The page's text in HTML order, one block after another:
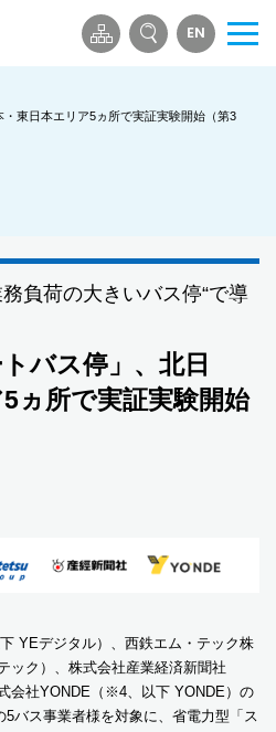
EN
メ
東日本エリア5ヵ所で実証実験開始（第3
負荷の大きいバス停“で導
バス停」、北日
ヵ所で実証実験開始
YEデジタル）、西鉄エム・テック株
ク）、株式会社産業経済新聞社
会社YONDE（※4、以下 YONDE）の
バス事業者様を対象に、省電力型「ス